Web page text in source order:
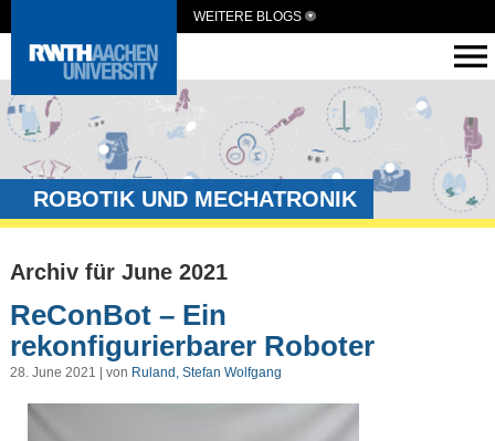
WEITERE BLOGS
ROBOTIK UND MECHATRONIK
Archiv für June 2021
ReConBot – Ein
rekonfigurierbarer Roboter
28. June 2021 | von Ruland, Stefan Wolfgang